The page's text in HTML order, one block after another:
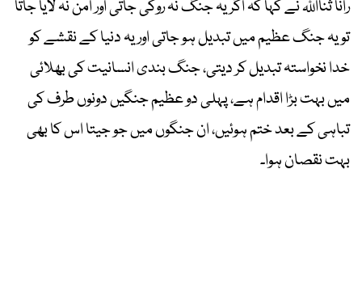
رانا ثنااللہ نے کہا کہ اگر یہ جنگ نہ روکی جاتی اور امن نہ لایا جاتا
تو یہ جنگ عظیم میں تبدیل ہو جاتی اور یہ دنیا کے نقشے کو
خدا نخواستہ تبدیل کر دیتی، جنگ بندی انسانیت کی بھلائی
میں بہت بڑا اقدام ہے، پہلی دو عظیم جنگیں دونوں طرف کی
تباہی کے بعد ختم ہوئیں، ان جنگوں میں جو جیتا اس کا بھی
بہت نقصان ہوا۔